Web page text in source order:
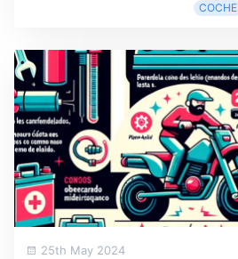
COCHE
25th May 2024